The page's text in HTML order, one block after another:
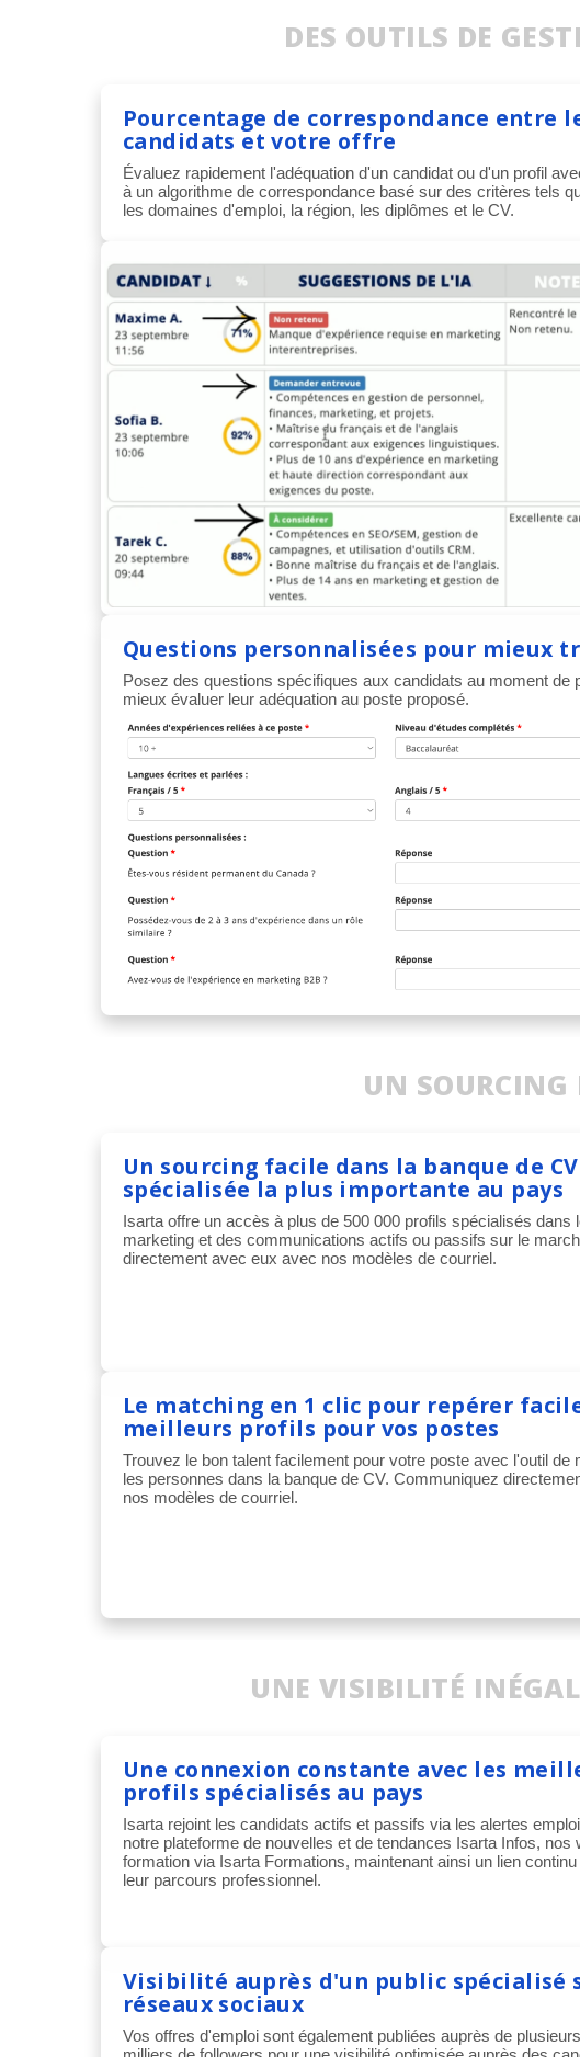
DES OUTILS DE
Pourcentage de correspondance entre
candidats et votre offre
Évaluez rapidement l'adéquation d'un candidat ou d'un profil
à un algorithme de correspondance basé sur des critères tels
les domaines d'emploi, la région, les diplômes et le CV.
Questions personnalisées pour mieux
Posez des questions spécifiques aux candidats au moment de
mieux évaluer leur adéquation au poste proposé.
UN SOURCING
Un sourcing facile dans la banque de CV
spécialisée la plus importante au pays
Isarta offre un accès à plus de 500 000 profils spécialisés dans
marketing et des communications actifs ou passifs sur le
directement avec eux avec nos modèles de courriel.
Le matching en 1 clic pour repérer
meilleurs profils pour vos postes
Trouvez le bon talent facilement pour votre poste avec l'outil de
les personnes dans la banque de CV. Communiquez
nos modèles de courriel.
UNE VISIBILITÉ
Une connexion constante avec les
profils spécialisés au pays
Isarta rejoint les candidats actifs et passifs via les alertes
notre plateforme de nouvelles et de tendances Isarta Infos, nos
formation via Isarta Formations, maintenant ainsi un lien
leur parcours professionnel.
Visibilité auprès d'un public spécialisé
réseaux sociaux
Vos offres d'emploi sont également publiées auprès de